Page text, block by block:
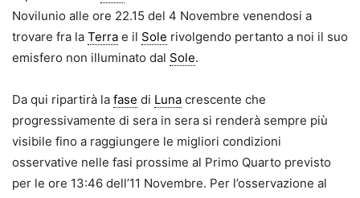
Novilunio alle ore 22.15 del 4 Novembre venendosi a
trovare fra la Terra e il Sole rivolgendo pertanto a noi il suo
emisfero non illuminato dal Sole.
Da qui ripartirà la fase di Luna crescente che
progressivamente di sera in sera si renderà sempre più
visibile fino a raggiungere le migliori condizioni
osservative nelle fasi prossime al Primo Quarto previsto
per le ore 13:46 dell’11 Novembre. Per l’osservazione al